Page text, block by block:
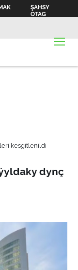
ŞAHSY
OTAG
kesgitlenildi
dynç